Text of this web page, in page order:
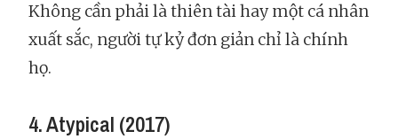
Không cần phải là thiên tài hay một cá nhân
xuất sắc, người tự kỷ đơn giản chỉ là chính
họ.
4. Atypical (2017)